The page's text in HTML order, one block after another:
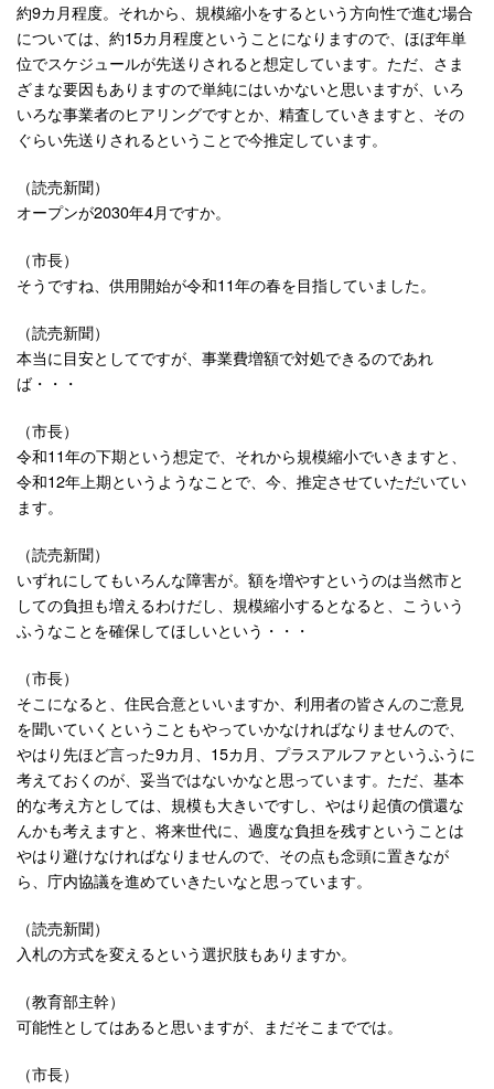
約9カ月程度。それから、規模縮小をするという方向性で進む場合
については、約15カ月程度ということになりますので、ほぼ年単
位でスケジュールが先送りされると想定しています。ただ、さま
ざまな要因もありますので単純にはいかないと思いますが、いろ
いろな事業者のヒアリングですとか、精査していきますと、その
ぐらい先送りされるということで今推定しています。
（読売新聞）
オープンが2030年4月ですか。
（市長）
そうですね、供用開始が令和11年の春を目指していました。
（読売新聞）
本当に目安としてですが、事業費増額で対処できるのであれ
ば・・・
（市長）
令和11年の下期という想定で、それから規模縮小でいきますと、
令和12年上期というようなことで、今、推定させていただいてい
ます。
（読売新聞）
いずれにしてもいろんな障害が。額を増やすというのは当然市と
しての負担も増えるわけだし、規模縮小するとなると、こういう
ふうなことを確保してほしいという・・・
（市長）
そこになると、住民合意といいますか、利用者の皆さんのご意見
を聞いていくということもやっていかなければなりませんので、
やはり先ほど言った9カ月、15カ月、プラスアルファというふうに
考えておくのが、妥当ではないかなと思っています。ただ、基本
的な考え方としては、規模も大きいですし、やはり起債の償還な
んかも考えますと、将来世代に、過度な負担を残すということは
やはり避けなければなりませんので、その点も念頭に置きなが
ら、庁内協議を進めていきたいなと思っています。
（読売新聞）
入札の方式を変えるという選択肢もありますか。
（教育部主幹）
可能性としてはあると思いますが、まだそこまででは。
（市長）